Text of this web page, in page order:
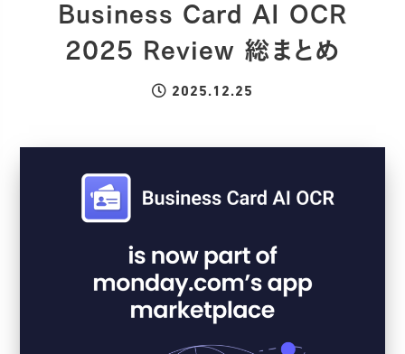
Business Card AI OCR
2025 Review 総まとめ
2025.12.25